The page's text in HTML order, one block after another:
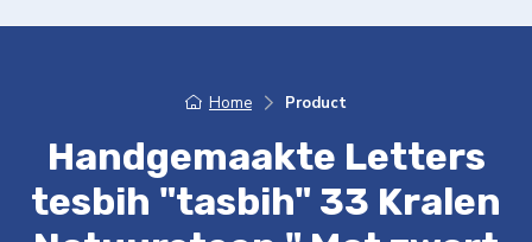
Home Product
Handgemaakte Letters
tesbih "tasbih" 33 Kralen